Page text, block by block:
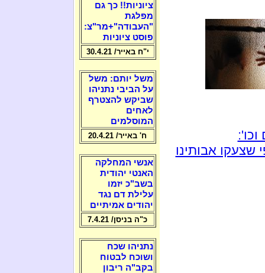
אבותינו
ציוניות!! כך גם
מפלגת
"העבודה"+מר"צ:
פוסט ציוניות
י"ח באייר/ 30.4.21
משל יותם: משל
על הביבי נתניהו
שביקש להצטרף
לאחים
המוסלמים
ח' באייר/ 20.4.21
אנשי המחלקה
האנטי יהודית
בשב"כ יזמו
עלילת דם נגד
יהודים אמיתיים
כ"ה בניסן/ 7.4.21
נתניהו שכח
ושוכח לבטוח
בקב"ה ריבון